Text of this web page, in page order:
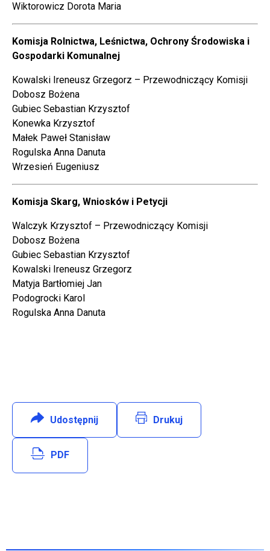
Wiktorowicz Dorota Maria
Komisja Rolnictwa, Leśnictwa, Ochrony Środowiska i
Gospodarki Komunalnej
Kowalski Ireneusz Grzegorz – Przewodniczący Komisji
Dobosz Bożena
Gubiec Sebastian Krzysztof
Konewka Krzysztof
Małek Paweł Stanisław
Rogulska Anna Danuta
Wrzesień Eugeniusz
Komisja Skarg, Wniosków i Petycji
Walczyk Krzysztof – Przewodniczący Komisji
Dobosz Bożena
Gubiec Sebastian Krzysztof
Kowalski Ireneusz Grzegorz
Matyja Bartłomiej Jan
Podogrocki Karol
Rogulska Anna Danuta
Udostępnij: Facebook Drukuj
Will open in new tab
PDF